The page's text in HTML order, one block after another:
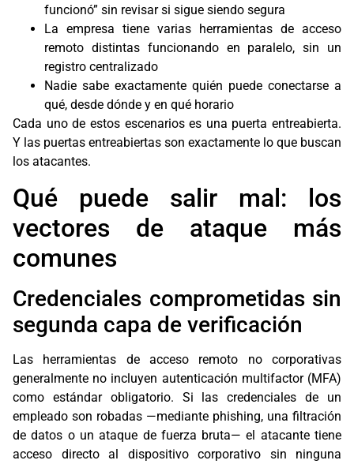
funcionó” sin revisar si sigue siendo segura
La empresa tiene varias herramientas de acceso
remoto distintas funcionando en paralelo, sin un
registro centralizado
Nadie sabe exactamente quién puede conectarse a
qué, desde dónde y en qué horario
Cada uno de estos escenarios es una puerta entreabierta.
Y las puertas entreabiertas son exactamente lo que buscan
los atacantes.
Qué puede salir mal: los
vectores de ataque más
comunes
Credenciales comprometidas sin
segunda capa de verificación
Las herramientas de acceso remoto no corporativas
generalmente no incluyen autenticación multifactor (MFA)
como estándar obligatorio. Si las credenciales de un
empleado son robadas —mediante phishing, una filtración
de datos o un ataque de fuerza bruta— el atacante tiene
acceso directo al dispositivo corporativo sin ninguna